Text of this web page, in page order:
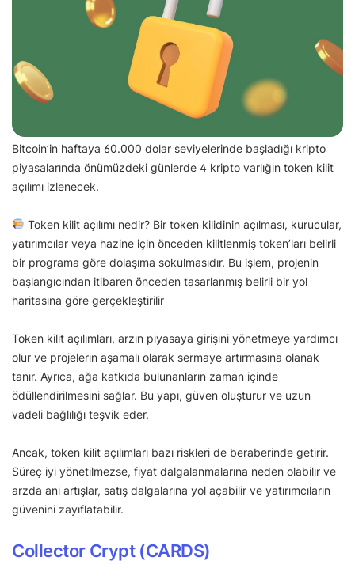
Bitcoin’in haftaya 60.000 dolar seviyelerinde başladığı kripto
piyasalarında önümüzdeki günlerde 4 kripto varlığın token kilit
açılımı izlenecek.
Token kilit açılımı nedir? Bir token kilidinin açılması, kurucular,
yatırımcılar veya hazine için önceden kilitlenmiş token’ları belirli
bir programa göre dolaşıma sokulmasıdır. Bu işlem, projenin
başlangıcından itibaren önceden tasarlanmış belirli bir yol
haritasına göre gerçekleştirilir
Token kilit açılımları, arzın piyasaya girişini yönetmeye yardımcı
olur ve projelerin aşamalı olarak sermaye artırmasına olanak
tanır. Ayrıca, ağa katkıda bulunanların zaman içinde
ödüllendirilmesini sağlar. Bu yapı, güven oluşturur ve uzun
vadeli bağlılığı teşvik eder.
Ancak, token kilit açılımları bazı riskleri de beraberinde getirir.
Süreç iyi yönetilmezse, fiyat dalgalanmalarına neden olabilir ve
arzda ani artışlar, satış dalgalarına yol açabilir ve yatırımcıların
güvenini zayıflatabilir.
Collector Crypt (CARDS)